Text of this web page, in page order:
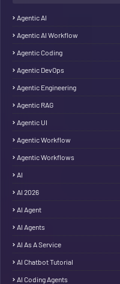
Agentic AI
Agentic AI Workflow
Agentic Coding
Agentic DevOps
Agentic Engineering
Agentic RAG
Agentic UI
Agentic Workflow
Agentic Workflows
AI
AI 2026
AI Agent
AI Agents
AI As A Service
AI Chatbot Tutorial
AI Coding Agents